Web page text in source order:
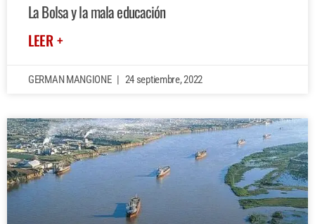
La Bolsa y la mala educación
LEER +
GERMAN MANGIONE 24 septiembre, 2022